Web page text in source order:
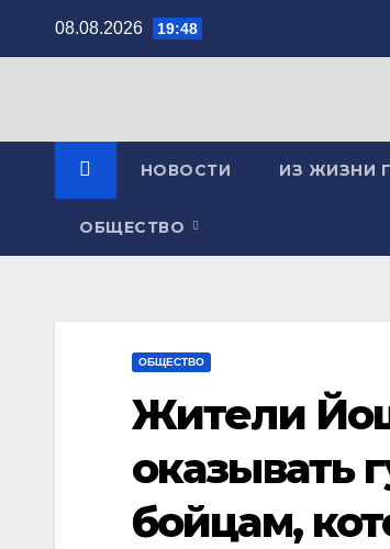
08.08.2026 19:48
НОВОСТИ ИЗ ЖИЗНИ
ОБЩЕСТВО
ОБЩЕСТВО
Жители
оказывать
бойцам,